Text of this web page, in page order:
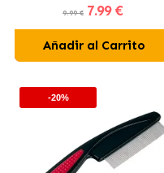
9.99 € 7.99 €
Añadir al Carrito
-20%